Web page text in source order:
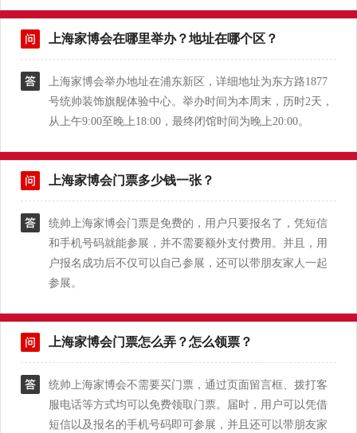
上海家博会在哪里举办？地址在哪个区？
上海家博会举办地址在浦东新区，详细地址为东方路1877
号统帅装饰旗舰体验中心。举办时间为本周末，历时2天，
从上午9:00至晚上18:00，最终闭馆时间为晚上20:00。
上海家博会门票多少钱一张？
统帅上海家博会门票是免费的，用户只要报名了，凭短信
和手机号码就能参展，并不需要额外支付费用。并且，用
户报名成功后不仅可以自己参展，还可以带朋友家人一起
参展。
上海家博会门票怎么弄？怎么领票？
统帅上海家博会不需要买门票，通过页面留言框、拨打客
服电话等方式均可以免费领取门票。届时，用户可以凭借
短信以及报名的手机号码即可参展，并且还可以带朋友家